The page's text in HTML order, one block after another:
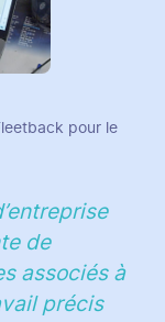
pour le
de
associés à
précis